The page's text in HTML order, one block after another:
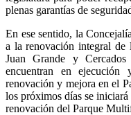
plenas garantías de
En ese sentido, la
a la renovación integral de
Juan Grande y
encuentran en
renovación y mejora en el
los próximos días se
renovación del Parque